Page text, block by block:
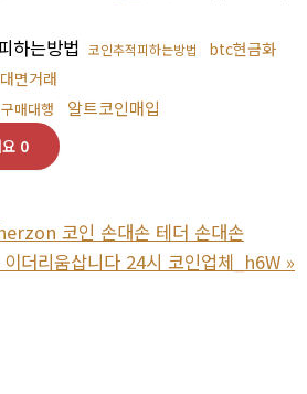
하는방법 코인추적피하는방법 btc현금화
면거래
매대행 알트코인매입
0
코인 손대손 테더 손대손
더리움삽니다 24시 코인업체_h6W »